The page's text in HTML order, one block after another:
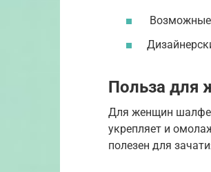
Возможные
Польза для
Для женщин
укрепляет и
полезен для